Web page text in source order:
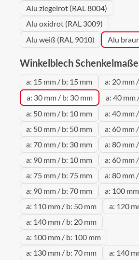
Alu ziegelrot (RAL 8004)
Alu oxidrot (RAL 3009)
Alu weiß (RAL 9010)
Alu
Winkelblech Schenkelmaße
a: 15 mm / b: 15 mm
a: 20 mm
a: 30 mm / b: 30 mm
a: 40 mm
a: 50 mm / b: 10 mm
a: 40 mm
a: 50 mm / b: 50 mm
a: 60 mm
a: 70 mm / b: 30 mm
a: 80 mm
a: 90 mm / b: 10 mm
a: 60 mm
a: 75 mm / b: 75 mm
a: 80 mm
a: 90 mm / b: 70 mm
a: 100
a: 110 mm / b: 50 mm
a: 120
a: 140 mm / b: 20 mm
a: 100 mm / b: 100 mm
a: 130 mm / b: 70 mm
a: 140